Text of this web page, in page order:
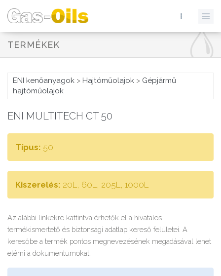
TERMÉKEK
ENI kenőanyagok > Hajtóműolajok > Gépjármű
hajtóműolajok
ENI MULTITECH CT 50
Típus: 50
Kiszerelés: 20L, 60L, 205L, 1000L
Az alábbi linkekre kattintva érhetők el a hivatalos
termékismertető és biztonsági adatlap kereső felületei. A
keresőbe a termék pontos megnevezésének megadásával lehet
elérni a dokumentumokat.